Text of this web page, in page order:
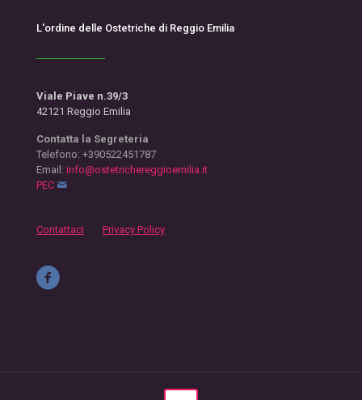
L'ordine delle Ostetriche di Reggio Emilia
Viale Piave n.39/3
42121 Reggio Emilia
Contatta la Segreteria
Telefono: +390522451787
Email: info@ostetrichereggioemilia.it
PEC
Contattaci Privacy Policy